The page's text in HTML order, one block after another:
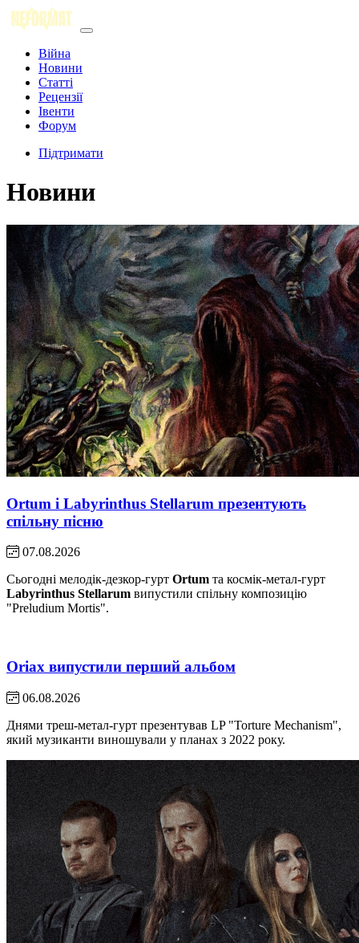
Війна
Новини
Статті
Рецензії
Івенти
Форум
Підтримати
Новини
Ortum і Labyrinthus Stellarum презентують
спільну пісню
07.08.2026
Сьогодні мелодік-дезкор-гурт Ortum та космік-метал-гурт
Labyrinthus Stellarum випустили спільну композицію
"Preludium Mortis".
Oriax випустили перший альбом
06.08.2026
Днями треш-метал-гурт презентував LP "Torture Mechanism",
який музиканти виношували у планах з 2022 року.